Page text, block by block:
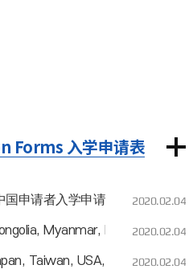
Forms 入学申请表
国申请者入学申请表/ 2020.02.04
Myanmar, Nepal, Russia,
2020.02.04
Taiwan, USA, Europes,2020.02.04